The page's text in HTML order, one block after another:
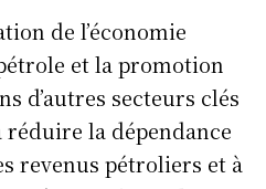
de l’économie
et la promotion
d’autres secteurs clés
la dépendance
revenus pétroliers et à